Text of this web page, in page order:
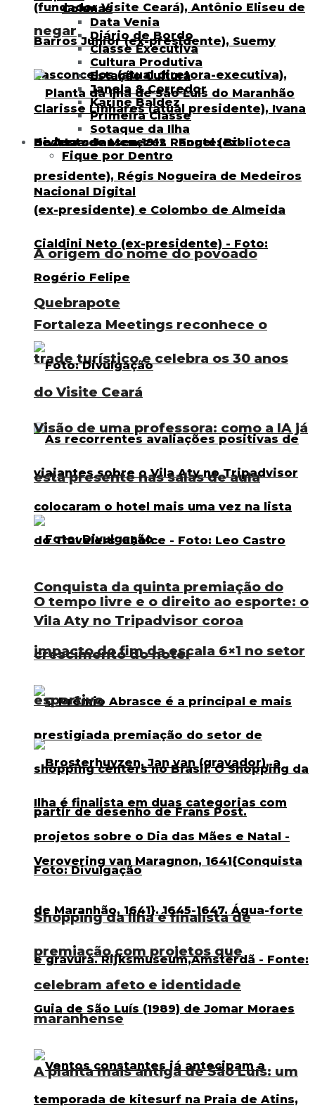
Fortaleza Meetings reconhece o
trade turístico e celebra os 30 anos
do Visite Ceará
Conquista da quinta premiação do
Vila Aty no Tripadvisor coroa
crescimento do hotel
Shopping da Ilha é finalista de
premiação com projetos que
celebram afeto e identidade
maranhense
negar
A origem do nome do povoado
Quebrapote
Visão de uma professora: como a IA já
está presente nas salas de aula
O tempo livre e o direito ao esporte: o
impacto do fim da escala 6×1 no setor
esportivo
A planta mais antiga de São Luís: um
Colunas
Data Venia
Diário de Bordo
Classe Executiva
Cultura Produtiva
Estação Cultura
Janela & Corredor
Karine Baldez
Primeira Classe
Sotaque da Ilha
Divirta-se
Fique por Dentro